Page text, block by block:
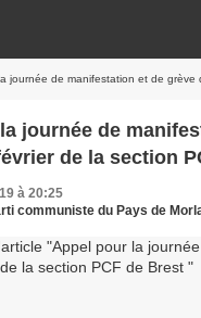
de manifestation et de grève du 5
journée de
de la section
à 20:25
communiste du Pays de